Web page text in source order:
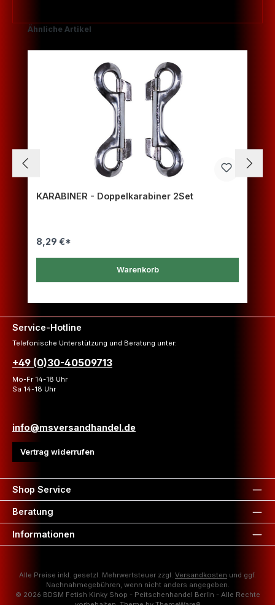
Produktgalerie überspringen
Ähnliche Artikel
KARABINER - Doppelkarabiner 2Set
8,29 €*
Warenkorb
Service-Hotline
Telefonische Unterstützung und Beratung unter:
+49 (0)30-40509713
Mo-Fr 14-18 Uhr
Sa 14-18 Uhr
info@msversandhandel.de
Vertrag widerrufen
Shop Service
Beratung
Informationen
Alle Preise inkl. gesetzl. Mehrwertsteuer zzgl. Versandkosten und ggf.
Nachnahmegebühren, wenn nicht anders angegeben.
© 2026 BDSM Fetish Kinky Shop - Peitschenhandel Berlin - Alle Rechte